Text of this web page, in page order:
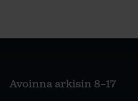
Avoinna arkisin 8–17